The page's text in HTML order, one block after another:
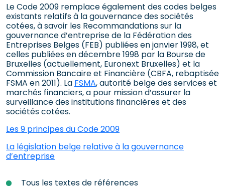
Le Code 2009 remplace également des codes belges
existants relatifs à la gouvernance des sociétés
cotées, à savoir les Recommandations sur la
gouvernance d’entreprise de la Fédération des
Entreprises Belges (FEB) publiées en janvier 1998, et
celles publiées en décembre 1998 par la Bourse de
Bruxelles (actuellement, Euronext Bruxelles) et la
Commission Bancaire et Financière (CBFA, rebaptisée
FSMA en 2011). La FSMA, autorité belge des services et
marchés financiers, a pour mission d’assurer la
surveillance des institutions financières et des
sociétés cotées.
Les 9 principes du Code 2009
La législation belge relative à la gouvernance
d’entreprise
Tous les textes de références